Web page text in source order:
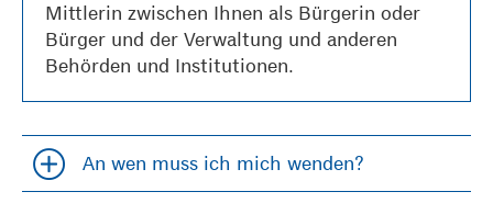
Mittlerin zwischen Ihnen als Bürgerin oder
Bürger und der Verwaltung und anderen
Behörden und Institutionen.
Accordion öfffnen und schließen
An wen muss ich mich wenden?